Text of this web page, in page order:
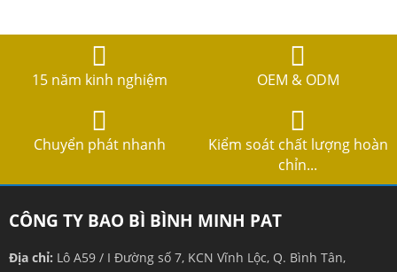
15 năm kinh nghiệm OEM & ODM
Chuyển phát nhanh
Kiểm soát chất lượng hoàn
chỉn...
CÔNG TY BAO BÌ BÌNH MINH PAT
Địa chỉ: Lô A59 / I Đường số 7, KCN Vĩnh Lộc, Q. Bình Tân,